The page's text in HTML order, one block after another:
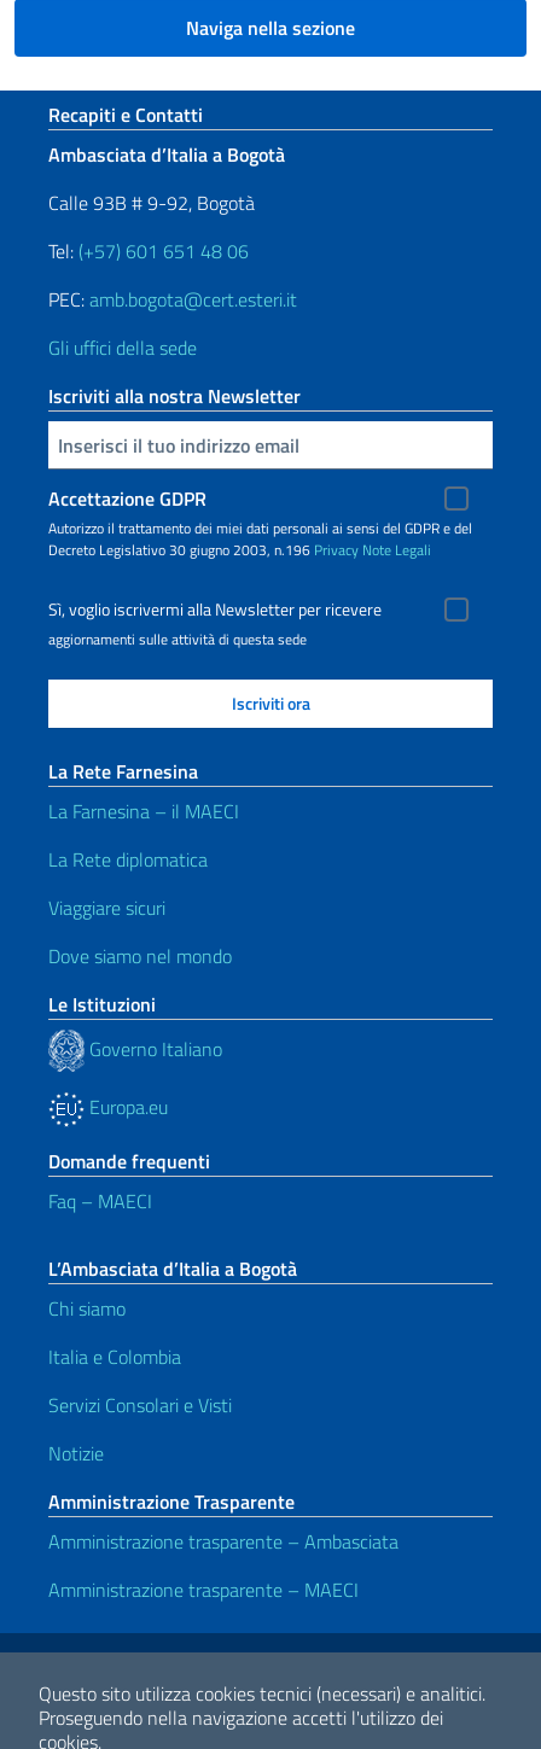
Questo sito utilizza cookies tecnici (necessari) e analitici.
Proseguendo nella navigazione accetti l'utilizzo dei
cookies.
Naviga nella sezione
Sezione footer
Recapiti e Contatti
Ambasciata d’Italia a Bogotà
Calle 93B # 9-92, Bogotà
Tel: (+57) 601 651 48 06
PEC:amb.bogota@cert.esteri.it
Gli uffici della sede
Iscriviti alla nostra Newsletter
Inserisci la tua email
Accettazione GDPR
Autorizzo il trattamento dei miei dati personali ai sensi del GDPR e del
Decreto Legislativo 30 giugno 2003, n.196 Privacy Note Legali
Sì, voglio iscrivermi alla Newsletter per ricevere
aggiornamenti sulle attività di questa sede
La Rete Farnesina
La Farnesina – il MAECI
La Rete diplomatica
Viaggiare sicuri
Dove siamo nel mondo
Le Istituzioni
Governo Italiano
Europa.eu
Domande frequenti
Faq – MAECI
L’Ambasciata d’Italia a Bogotà
Chi siamo
Italia e Colombia
Servizi Consolari e Visti
Notizie
Amministrazione Trasparente
Amministrazione trasparente – Ambasciata
Amministrazione trasparente – MAECI
Link Utili